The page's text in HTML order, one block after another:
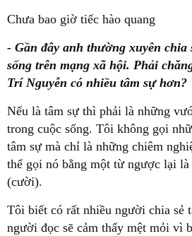
Chưa bao giờ tiếc hào quang
- Gần đây anh thường xuyên chia
sống trên mạng xã hội. Phải
Trí Nguyễn có nhiều tâm sự hơn?
Nếu là tâm sự thì phải là những
trong cuộc sống. Tôi không gọi
tâm sự mà chỉ là những chiêm
thể gọi nó bằng một từ ngược lại
(cười).
Tôi biết có rất nhiều người chia sẻ
người đọc sẽ cảm thấy mệt mỏi vì